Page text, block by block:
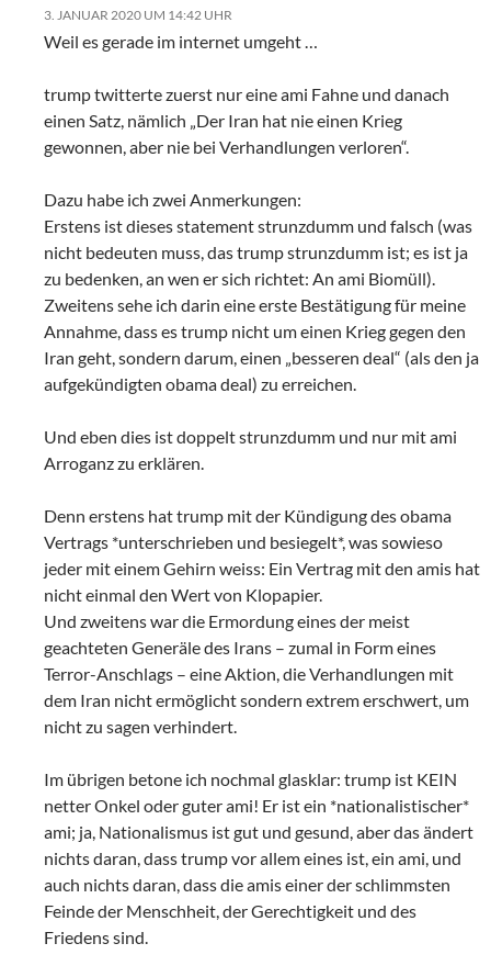
3. JANUAR 2020 UM 14:42 UHR
Weil es gerade im internet umgeht …
trump twitterte zuerst nur eine ami Fahne und danach
einen Satz, nämlich „Der Iran hat nie einen Krieg
gewonnen, aber nie bei Verhandlungen verloren“.
Dazu habe ich zwei Anmerkungen:
Erstens ist dieses statement strunzdumm und falsch (was
nicht bedeuten muss, das trump strunzdumm ist; es ist ja
zu bedenken, an wen er sich richtet: An ami Biomüll).
Zweitens sehe ich darin eine erste Bestätigung für meine
Annahme, dass es trump nicht um einen Krieg gegen den
Iran geht, sondern darum, einen „besseren deal“ (als den ja
aufgekündigten obama deal) zu erreichen.
Und eben dies ist doppelt strunzdumm und nur mit ami
Arroganz zu erklären.
Denn erstens hat trump mit der Kündigung des obama
Vertrags *unterschrieben und besiegelt*, was sowieso
jeder mit einem Gehirn weiss: Ein Vertrag mit den amis hat
nicht einmal den Wert von Klopapier.
Und zweitens war die Ermordung eines der meist
geachteten Generäle des Irans – zumal in Form eines
Terror-Anschlags – eine Aktion, die Verhandlungen mit
dem Iran nicht ermöglicht sondern extrem erschwert, um
nicht zu sagen verhindert.
Im übrigen betone ich nochmal glasklar: trump ist KEIN
netter Onkel oder guter ami! Er ist ein *nationalistischer*
ami; ja, Nationalismus ist gut und gesund, aber das ändert
nichts daran, dass trump vor allem eines ist, ein ami, und
auch nichts daran, dass die amis einer der schlimmsten
Feinde der Menschheit, der Gerechtigkeit und des
Friedens sind.